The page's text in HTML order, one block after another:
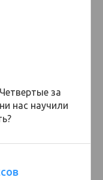
за
нас научили